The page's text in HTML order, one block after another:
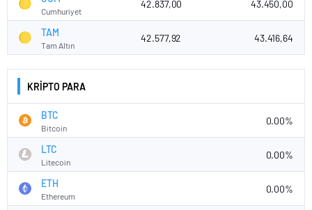
Cumhuriyet
42.837,00 43.450,00
TAM
Tam Altın
42.577,92 43.416,64
KRİPTO PARA
BTC
Bitcoin
0.00%
LTC
Litecoin
0.00%
ETH
Ethereum
0.00%